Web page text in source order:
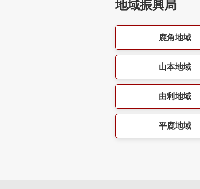
地域振興局
鹿角地域
山本地域
由利地域
平鹿地域